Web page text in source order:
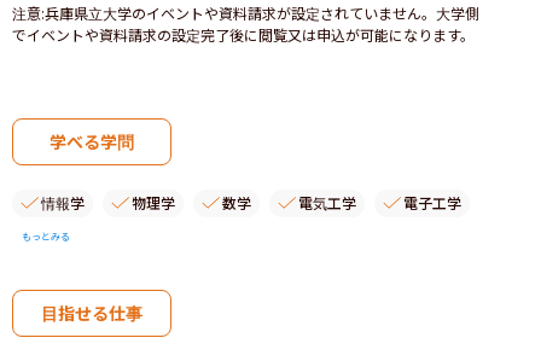
注意:兵庫県立大学のイベントや資料請求が設定されていません。大学側
でイベントや資料請求の設定完了後に閲覧又は申込が可能になります。
学べる学問
情報学 物理学 数学 電気工学 電子工学
もっとみる
目指せる仕事